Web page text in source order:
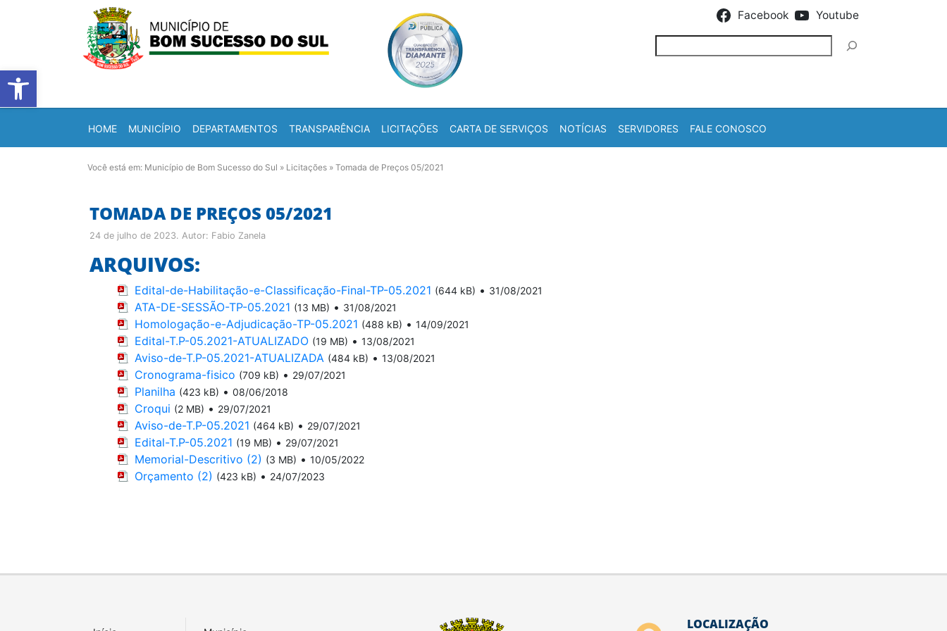
Barra de Ferramentas Aberta
Facebook Youtube
HOME MUNICÍPIO DEPARTAMENTOS TRANSPARÊNCIA LICITAÇÕES CARTA DE SERVIÇOS NOTÍCIAS SERVIDORES FALE CONOSCO
Você está em: Município de Bom Sucesso do Sul » Licitações » Tomada de Preços 05/2021
TOMADA DE PREÇOS 05/2021
24 de julho de 2023. Autor: Fabio Zanela
ARQUIVOS:
Edital-de-Habilitação-e-Classificação-Final-TP-05.2021 (644 kB) • 31/08/2021
ATA-DE-SESSÃO-TP-05.2021 (13 MB) • 31/08/2021
Homologação-e-Adjudicação-TP-05.2021 (488 kB) • 14/09/2021
Edital-T.P-05.2021-ATUALIZADO (19 MB) • 13/08/2021
Aviso-de-T.P-05.2021-ATUALIZADA (484 kB) • 13/08/2021
Cronograma-fisico (709 kB) • 29/07/2021
Planilha (423 kB) • 08/06/2018
Croqui (2 MB) • 29/07/2021
Aviso-de-T.P-05.2021 (464 kB) • 29/07/2021
Edital-T.P-05.2021 (19 MB) • 29/07/2021
Memorial-Descritivo (2) (3 MB) • 10/05/2022
Orçamento (2) (423 kB) • 24/07/2023
LOCALIZAÇÃO